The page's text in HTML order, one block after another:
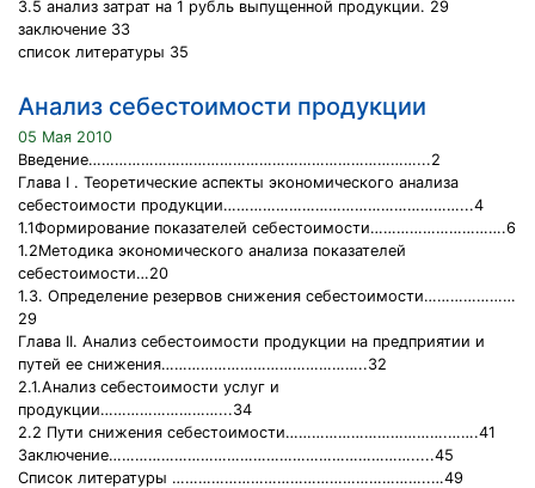
3.5 анализ затрат на 1 рубль выпущенной продукции. 29
заключение 33
список литературы 35
Анализ себестоимости продукции
05 Мая 2010
Введение…………………………………………………………………...2
Глава I . Теоретические аспекты экономического анализа
себестоимости продукции………………………………………………...4
1.1Формирование показателей себестоимости………………………….6
1.2Методика экономического анализа показателей
себестоимости…20
1.3. Определение резервов снижения себестоимости…………………
29
Глава II. Анализ себестоимости продукции на предприятии и
путей ее снижения………………………………………..32
2.1.Анализ себестоимости услуг и
продукции………………………...34
2.2 Пути снижения себестоимости……………………………….…….41
Заключение…………………………………………………………….....45
Список литературы …………………………………………………..…49